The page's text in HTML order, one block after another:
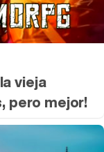
vieja
pero mejor!